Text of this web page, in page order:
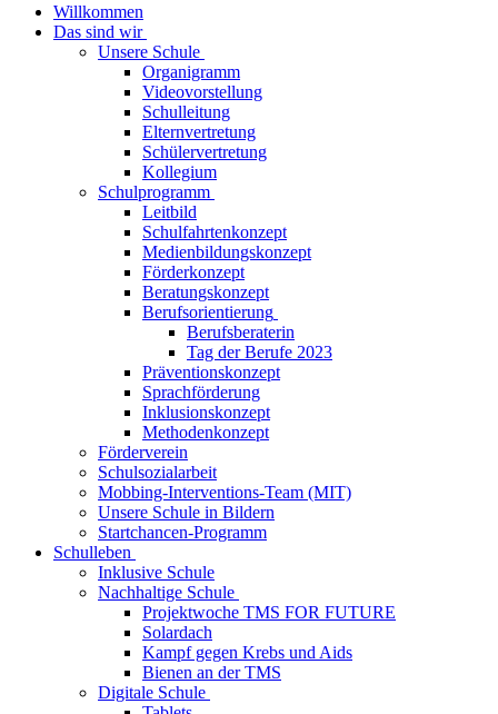
Willkommen
Das sind wir
Unsere Schule
Organigramm
Videovorstellung
Schulleitung
Elternvertretung
Schülervertretung
Kollegium
Schulprogramm
Leitbild
Schulfahrtenkonzept
Medienbildungskonzept
Förderkonzept
Beratungskonzept
Berufsorientierung
Berufsberaterin
Tag der Berufe 2023
Präventionskonzept
Sprachförderung
Inklusionskonzept
Methodenkonzept
Förderverein
Schulsozialarbeit
Mobbing-Interventions-Team (MIT)
Unsere Schule in Bildern
Startchancen-Programm
Schulleben
Inklusive Schule
Nachhaltige Schule
Projektwoche TMS FOR FUTURE
Solardach
Kampf gegen Krebs und Aids
Bienen an der TMS
Digitale Schule